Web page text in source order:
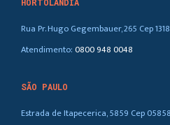
HORTOLÂNDIA
Rua Pr. Hugo Gegembauer, 265 Cep
Atendimento:0800 948 0048
SÃO PAULO
Estrada de Itapecerica, 5859 Cep